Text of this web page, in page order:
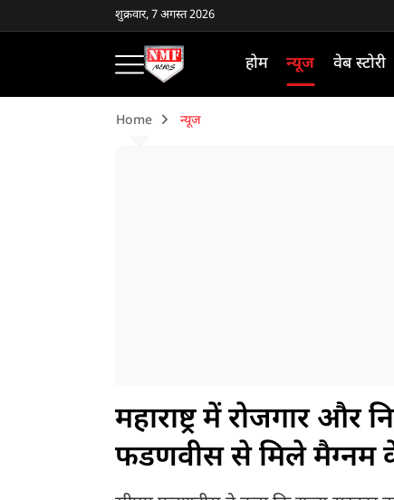
शुक्रवार, 7 अगस्त 2026
होम न्यूज वेब स्टोरी
Home न्यूज
महाराष्ट्र में रोजगार और
फडणवीस से मिले मैग्नम